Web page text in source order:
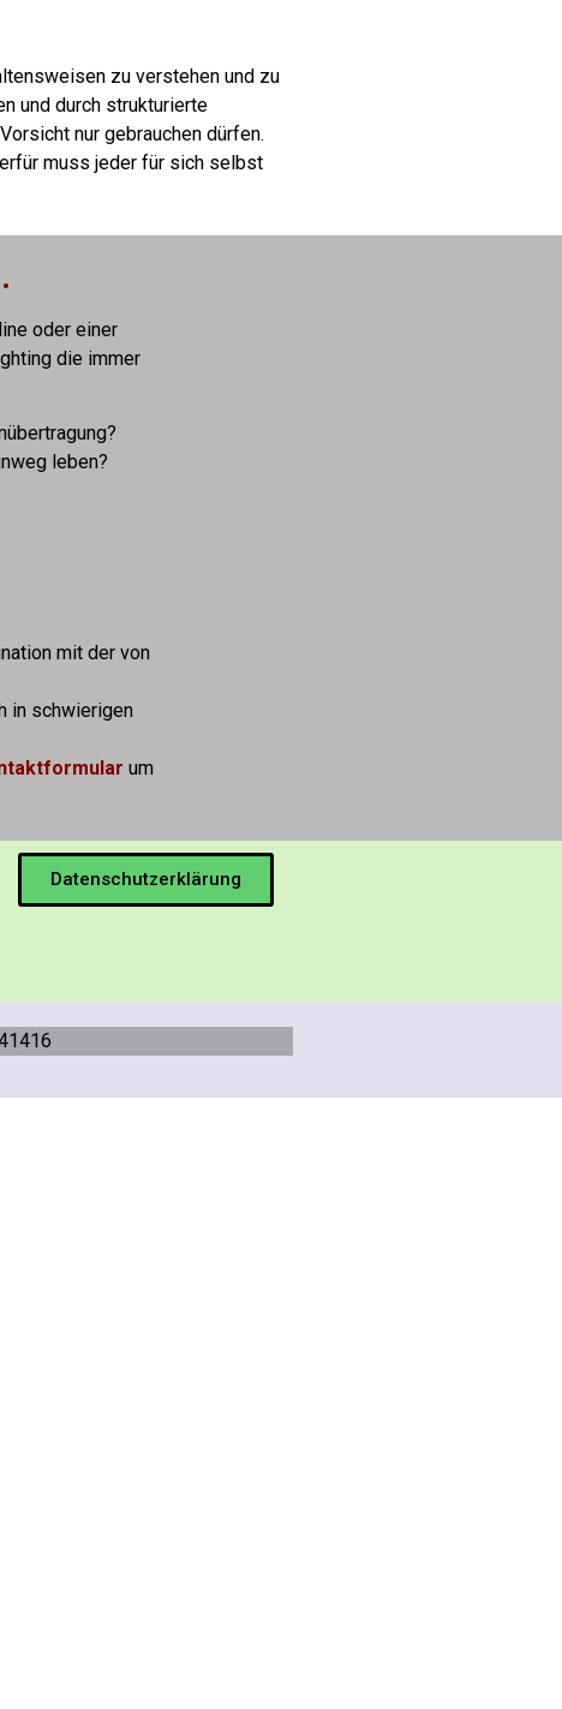
zu verstehen und zu
und durch strukturierte
nur gebrauchen dürfen.
muss jeder für sich selbst
oder einer
die immer
leben?
mit der von
in schwierigen
um
Datenschutzerklärung